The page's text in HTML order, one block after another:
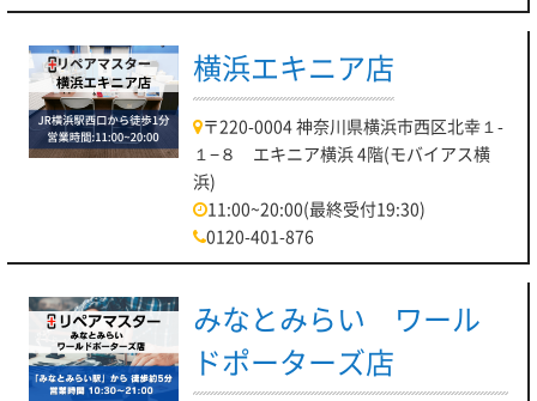
横浜エキニア店
〒220-0004 神奈川県横浜市西区北幸１-
１−８ エキニア横浜 4階(モバイアス横
浜)
11:00~20:00(最終受付19:30)
0120-401-876
みなとみらい ワール
ドポーターズ店